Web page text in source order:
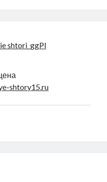
shtori_ggPl
shtory15.ru